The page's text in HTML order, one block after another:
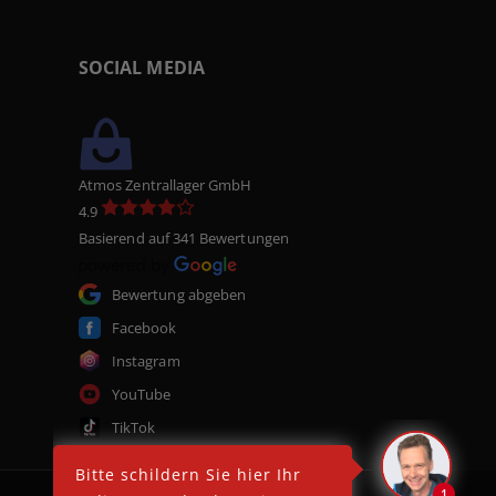
SOCIAL MEDIA
Atmos Zentrallager GmbH
4.9
Basierend auf 341 Bewertungen
Bewertung abgeben
Facebook
Instagram
YouTube
TikTok
Bitte schildern Sie hier Ihr